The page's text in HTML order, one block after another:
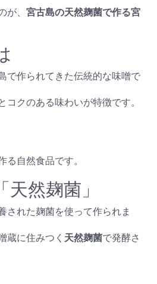
が、 宮古島の天然麹菌で作る宮
で作られてきた伝統的な味噌で
コクのある味わいが特徴です。
る自然食品です。
然麹菌」
された麹菌を使って作られま
蔵に住みつく 天然麹菌で発酵さ